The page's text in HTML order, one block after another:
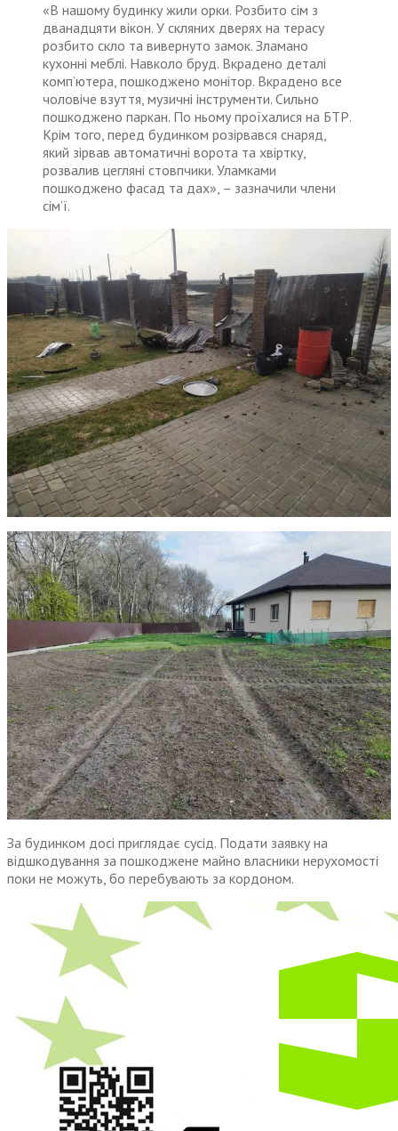
«В нашому будинку жили орки. Розбито сім з
дванадцяти вікон. У скляних дверях на терасу
розбито скло та вивернуто замок. Зламано
кухонні меблі. Навколо бруд. Вкрадено деталі
комп’ютера, пошкоджено монітор. Вкрадено все
чоловіче взуття, музичні інструменти. Сильно
пошкоджено паркан. По ньому проїхалися на БТР.
Крім того, перед будинком розірвався снаряд,
який зірвав автоматичні ворота та хвіртку,
розвалив цегляні стовпчики. Уламками
пошкоджено фасад та дах», – зазначили члени
сім’ї.
За будинком досі приглядає сусід. Подати заявку на
відшкодування за пошкоджене майно власники нерухомості
поки не можуть, бо перебувають за кордоном.